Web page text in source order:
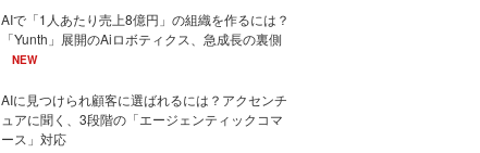
AIで「1人あたり売上8億円」の組織を作るには？
「Yunth」展開のAiロボティクス、急成長の裏側
NEW
AIに見つけられ顧客に選ばれるには？アクセンチ
ュアに聞く、3段階の「エージェンティックコマ
ース」対応